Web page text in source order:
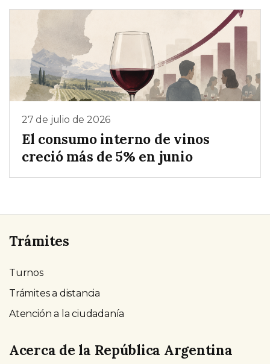
27 de julio de 2026
El consumo interno de vinos
creció más de 5% en junio
Trámites
Turnos
Trámites a distancia
Atención a la ciudadanía
Acerca de la República Argentina